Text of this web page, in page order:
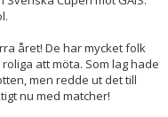
året! De har mycket folk
att möta. Som lag hade
men redde ut det till
nu med matcher!